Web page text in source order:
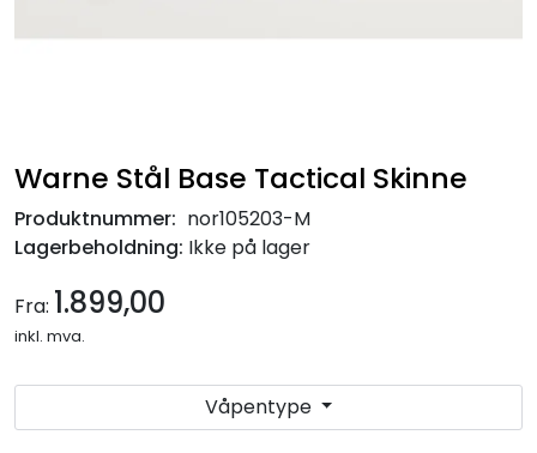
Warne Stål Base Tactical Skinne
Produktnummer: nor105203-M
Lagerbeholdning: Ikke på lager
Fra: 1.899,00
inkl. mva.
Våpentype